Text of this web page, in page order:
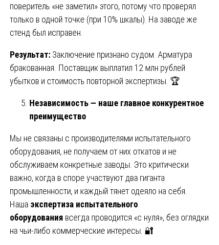
поверитель «не заметил» этого, потому что проверял
только в одной точке (при 10% шкалы). На заводе же
стенд был исправен.
Результат: Заключение признано судом. Арматура
бракованная. Поставщик выплатил 12 млн рублей
убытков и стоимость повторной экспертизы. 🏆
Независимость — наше главное конкурентное
преимущество
Мы не связаны с производителями испытательного
оборудования, не получаем от них откатов и не
обслуживаем конкретные заводы. Это критически
важно, когда в споре участвуют два гиганта
промышленности, и каждый тянет одеяло на себя.
Наша экспертиза испытательного
оборудования всегда проводится «с нуля», без оглядки
на чьи-либо коммерческие интересы. 🔐